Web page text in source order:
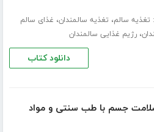
تغذیه سالم، تغذیه سالمندان، غذای سالم
،رژیم غذایی سالمندان
دانلود کتاب
جسم با طب سنتی و مواد